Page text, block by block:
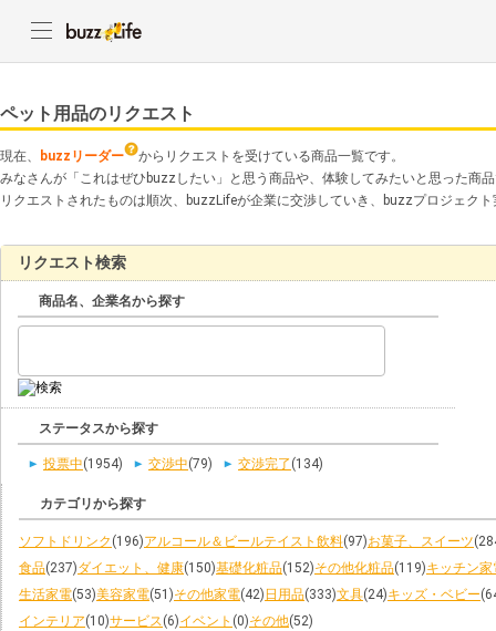
ペット用品のリクエスト
現在、 buzzリーダー
からリクエストを受けている商品一覧です。
みなさんが「これはぜひbuzzしたい」と思う商品や、体験してみたいと思った商
リクエストされたものは順次、buzzLifeが企業に交渉していき、buzzプロジェク
リクエスト検索
商品名、企業名から探す
ステータスから探す
投票中(1954) 交渉中(79) 交渉完了 (134)
カテゴリから探す
ソフトドリンク (196)アルコール＆ビールテイスト飲料(97)お菓子、スイーツ
食品(237)ダイエット、健康(150)基礎化粧品(152)その他化粧品(119)キッチン家
生活家電(53)美容家電(51)その他家電(42) 日用品(333)文具(24)キッズ・ベビー
インテリア(10)サービス(6)イベント (0)その他(52)